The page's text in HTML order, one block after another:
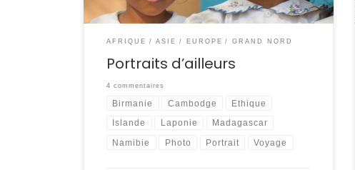
AFRIQUE ASIE EUROPE GRAND NORD
Portraits d’ailleurs
4 commentaires
Birmanie Cambodge Ethique
Islande Laponie Madagascar
Namibie Photo Portrait Voyage